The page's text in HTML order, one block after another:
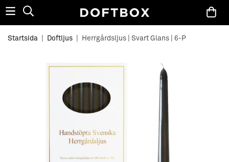
Startsida Doftljus Herrgårdsljus | Svart Glans | 6-P